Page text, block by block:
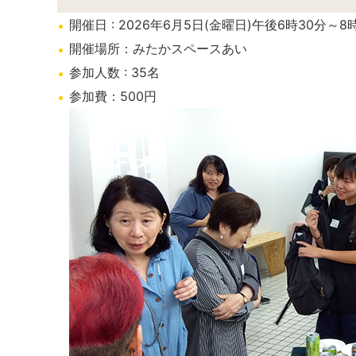
開催日 : 2026年6月5日(金曜日)午後6時30分～8
開催場所：みたかスペースあい
参加人数 : 35名
参加費：500円